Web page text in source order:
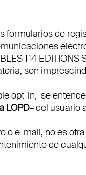
formularios de
114 EDITIONS
son
opt-in, se
LOPD– del usuario
o e-mail, no es
de